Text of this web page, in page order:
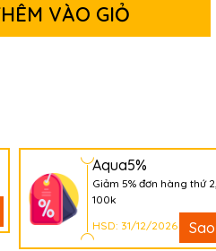
VÀO GIỎ
Aqua5%
Giảm 5% đơn hàng thứ
100k
HSD: 31/12/2026